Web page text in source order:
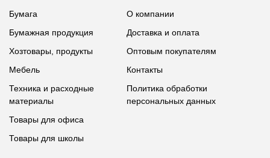
Бумага
Бумажная продукция
Хозтовары, продукты
Мебель
Техника и расходные
материалы
Товары для офиса
Товары для школы
О компании
Доставка и оплата
Оптовым покупателям
Контакты
Политика обработки
персональных данных